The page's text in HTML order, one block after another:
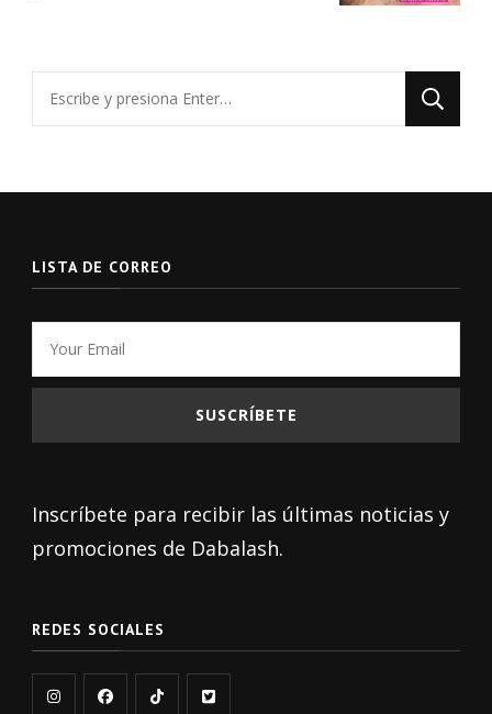
¿Buscas
algo?
LISTA DE CORREO
Inscríbete para recibir las últimas noticias y
promociones de Dabalash.
REDES SOCIALES